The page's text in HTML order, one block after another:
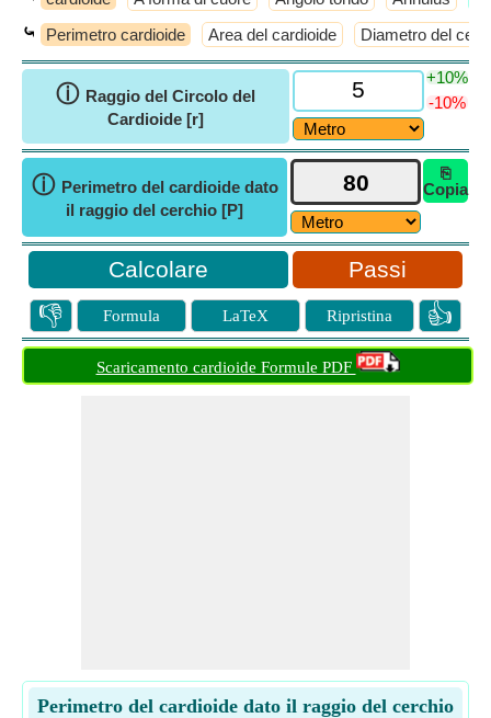
⤿ Perimetro cardioide Area del cardioide Diametro del
ⓘ Raggio del Circolo del
Cardioide [r]
+10%
-10%
ⓘ Perimetro del cardioide dato
il raggio del cerchio [P]
⎘
Copia
Passi
👎 Formula LaTeX Ripristina 👍
Scaricamento cardioide Formule PDF
Perimetro del cardioide dato il raggio del cerchio